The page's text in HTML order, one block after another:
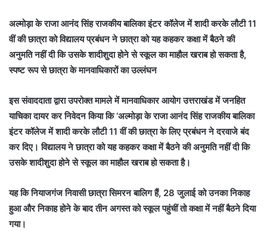
अल्मोड़ा के राजा आनंद सिंह राजकीय बालिका इंटर कॉलेज में शादी करके लौटी 11
वीं की छात्रा को विद्यालय प्रबंधन ने छात्रा को यह कहकर कक्षा में बैठने की
अनुमति नहीं दी कि उसके शादीशुदा होने से स्कूल का माहौल खराब हो सकता है,
स्पष्ट रूप से छात्रा के मानवाधिकारों का उल्लंघन
इस संवाददाता द्वारा उपरोक्त मामले में मानवाधिकार आयोग उत्तराखंड में जनहित
याचिका दायर कर निवेदन किया कि ‘अल्मोड़ा के राजा आनंद सिंह राजकीय बालिका
इंटर कॉलेज में शादी करके लौटी 11 वीं की छात्रा के लिए प्रबंधन ने दरवाजे बंद
कर दिए। विद्यालय ने छात्रा को यह कहकर कक्षा में बैठने की अनुमति नहीं दी कि
उसके शादीशुदा होने से स्कूल का माहौल खराब हो सकता है।
यह कि नियाजगंज निवासी छात्रा सिमरन बालिग हैं, 28 जुलाई को उनका निकाह
हुआ और निकाह होने के बाद तीन अगस्त को स्कूल पहुंचीं तो कक्षा में नहीं बैठने दिया
गया।